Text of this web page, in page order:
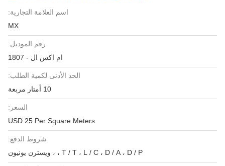
اسم العلامة التجارية:
MX
رقم الموديل:
ام اكس ال - 1807
الحد الأدنى لكمية الطلب:
10 أمتار مربعة
السعر:
USD 25 Per Square Meters
شروط الدفع:
T / T ، L / C ، D / A ، D / P ، ، ويسترن يونيون